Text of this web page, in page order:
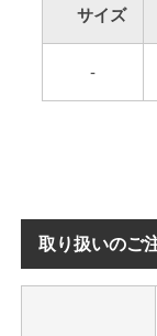
サイズ
-
取り扱いのご